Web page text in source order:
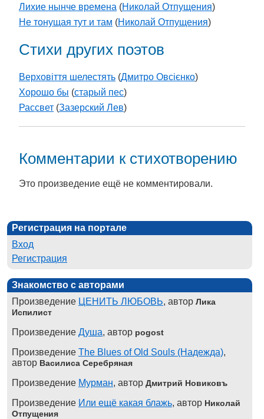
Лихие нынче времена (Николай Отпущения)
Не тонущая тут и там (Николай Отпущения)
Стихи других поэтов
Верховіття шелестять (Дмитро Овсієнко)
Хорошо бы (старый пес)
Рассвет (Зазерский Лев)
Комментарии к стихотворению
Это произведение ещё не комментировали.
Регистрация на портале
Вход
Регистрация
Знакомство с авторами
Произведение ЦЕНИТЬ ЛЮБОВЬ, автор Лика
Испилист
Произведение Душа, автор pogost
Произведение The Blues of Old Souls (Надежда),
автор Василиса Серебряная
Произведение Мурман, автор Дмитрий Новиковъ
Произведение Или ещё какая блажь, автор Николай
Отпущения